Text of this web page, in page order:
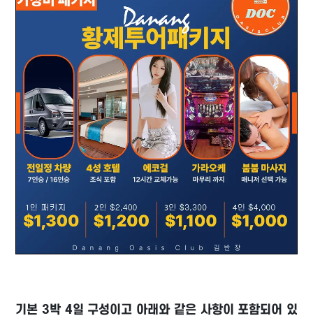
기본 3박 4일 구성이고 아래와 같은 사항이 포함되어 있